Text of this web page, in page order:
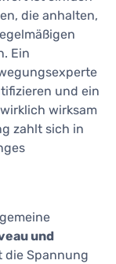
die anhalten,
Ein
und ein
wirksam
zahlt sich in
und
die Spannung